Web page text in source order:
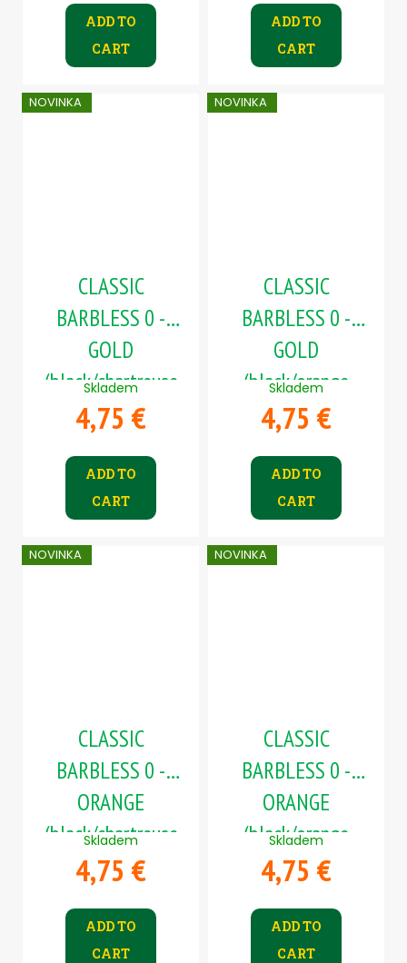
ADD TO
CART
ADD TO
CART
NOVINKA
CLASSIC
BARBLESS 0 -
GOLD
(black/chartreuse
body)
Skladem
4,75 €
ADD TO
CART
NOVINKA
CLASSIC
BARBLESS 0 -
GOLD
(black/orange
body)
Skladem
4,75 €
ADD TO
CART
NOVINKA
CLASSIC
BARBLESS 0 -
ORANGE
(black/chartreuse
body)
Skladem
4,75 €
ADD TO
CART
NOVINKA
CLASSIC
BARBLESS 0 -
ORANGE
(black/orange
body)
Skladem
4,75 €
ADD TO
CART